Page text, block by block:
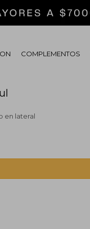
COMPLEMENTOS
en lateral